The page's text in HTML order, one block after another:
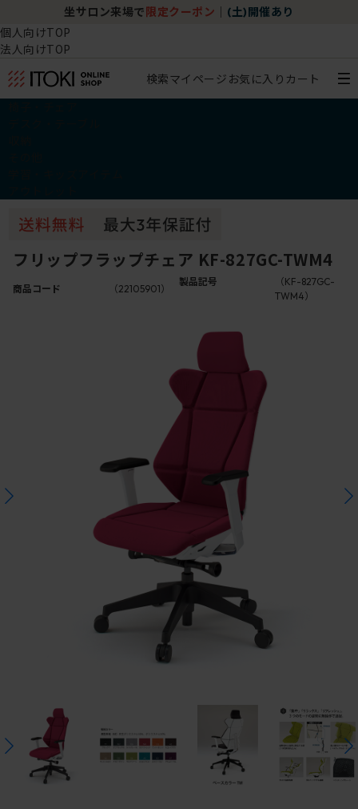
坐サロン来場で 限定クーポン (土)開催あり
個人向けTOP
法人向けTOP
検索マイページ お気に入り カート
フリップフラップチェア KF-827GC-TWM4
商品コード （22105901）
製品記号
（KF-827GC-
TWM4）